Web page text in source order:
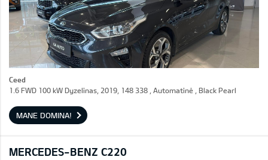
Ceed
1.6 FWD 100 kW Dyzelinas, 2019, 148 338 , Automatinė , Black Pearl
MANE DOMINA!
MERCEDES-BENZ C220